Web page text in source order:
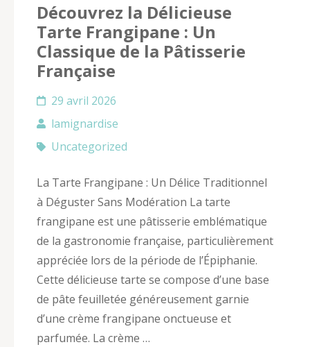
Découvrez la Délicieuse
Tarte Frangipane : Un
Classique de la Pâtisserie
Française
29 avril 2026
lamignardise
Uncategorized
La Tarte Frangipane : Un Délice Traditionnel
à Déguster Sans Modération La tarte
frangipane est une pâtisserie emblématique
de la gastronomie française, particulièrement
appréciée lors de la période de l’Épiphanie.
Cette délicieuse tarte se compose d’une base
de pâte feuilletée généreusement garnie
d’une crème frangipane onctueuse et
parfumée. La crème …